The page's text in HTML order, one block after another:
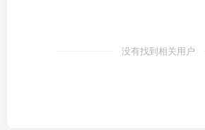
没有找到相关用户